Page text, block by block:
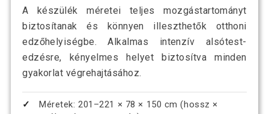
A készülék méretei teljes mozgástartományt
biztosítanak és könnyen illeszthetők otthoni
edzőhelyiségbe. Alkalmas intenzív alsótest-
edzésre, kényelmes helyet biztosítva minden
gyakorlat végrehajtásához.
Méretek: 201–221 × 78 × 150 cm (hossz ×